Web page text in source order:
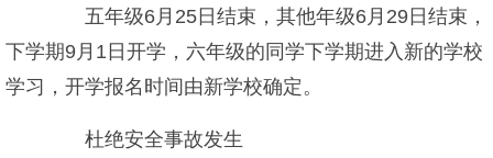
五年级6月25日结束，其他年级6月29日结束，
下学期9月1日开学，六年级的同学下学期进入新的学校
学习，开学报名时间由新学校确定。
杜绝安全事故发生